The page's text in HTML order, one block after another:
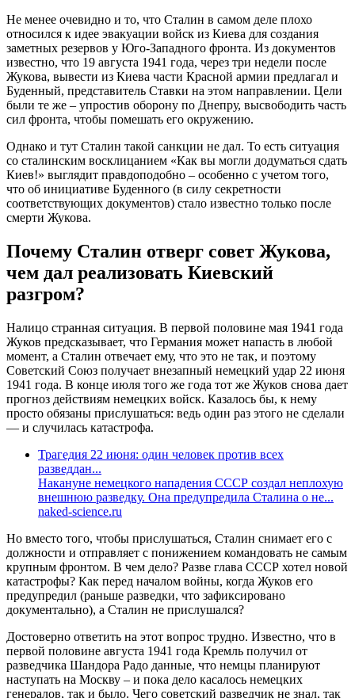
Не менее очевидно и то, что Сталин в самом деле плохо
относился к идее эвакуации войск из Киева для создания
заметных резервов у Юго-Западного фронта. Из документов
известно, что 19 августа 1941 года, через три недели после
Жукова, вывести из Киева части Красной армии предлагал и
Буденный, представитель Ставки на этом направлении. Цели
были те же – упростив оборону по Днепру, высвободить часть
сил фронта, чтобы помешать его окружению.
Однако и тут Сталин такой санкции не дал. То есть ситуация
со сталинским восклицанием «Как вы могли додуматься сдать
Киев!» выглядит правдоподобно – особенно с учетом того,
что об инициативе Буденного (в силу секретности
соответствующих документов) стало известно только после
смерти Жукова.
Почему Сталин отверг совет Жукова,
чем дал реализовать Киевский
разгром?
Налицо странная ситуация. В первой половине мая 1941 года
Жуков предсказывает, что Германия может напасть в любой
момент, а Сталин отвечает ему, что это не так, и поэтому
Советский Союз получает внезапный немецкий удар 22 июня
1941 года. В конце июля того же года тот же Жуков снова дает
прогноз действиям немецких войск. Казалось бы, к нему
просто обязаны прислушаться: ведь один раз этого не сделали
— и случилась катастрофа.
Трагедия 22 июня: один человек против всех
разведдан...
Накануне немецкого нападения СССР создал неплохую
внешнюю разведку. Она предупредила Сталина о не...
naked-science.ru
Но вместо того, чтобы прислушаться, Сталин снимает его с
должности и отправляет с понижением командовать не самым
крупным фронтом. В чем дело? Разве глава СССР хотел новой
катастрофы? Как перед началом войны, когда Жуков его
предупредил (раньше разведки, что зафиксировано
документально), а Сталин не прислушался?
Достоверно ответить на этот вопрос трудно. Известно, что в
первой половине августа 1941 года Кремль получил от
разведчика Шандора Радо данные, что немцы планируют
наступать на Москву – и пока дело касалось немецких
генералов, так и было. Чего советский разведчик не знал, так